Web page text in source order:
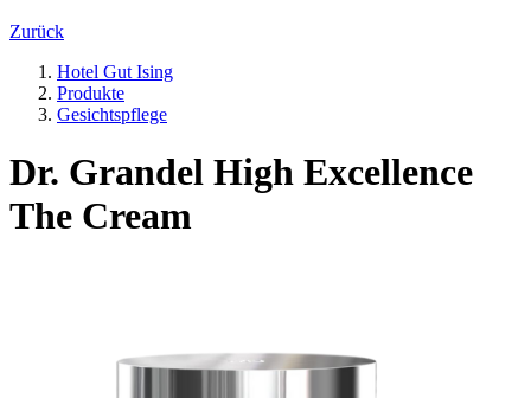
Zurück
Hotel Gut Ising
Produkte
Gesichtspflege
Dr. Grandel High Excellence
The Cream